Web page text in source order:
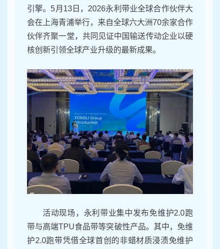
引擎。5月13日，2026永利带业全球合作伙伴大
会在上海青浦举行，来自全球六大洲70余家合作
伙伴齐聚一堂，共同见证中国输送传动企业以硬
核创新引领全球产业升级的最新成果。
活动现场，永利带业集中发布免维护2.0跑
带与高端TPU食品带等突破性产品。其中，免维
护2.0跑带凭借全球首创的非蜡材质浸渍免维护